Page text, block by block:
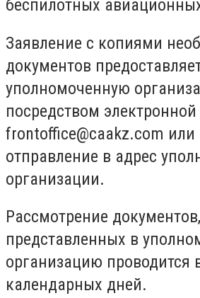
беспилотных
Заявление с копиями
документов
уполномоченную
посредством
frontoffice@caakz.com или
отправление в адрес
организации.
Рассмотрение документов,
представленных в
организацию проводится
календарных дней.